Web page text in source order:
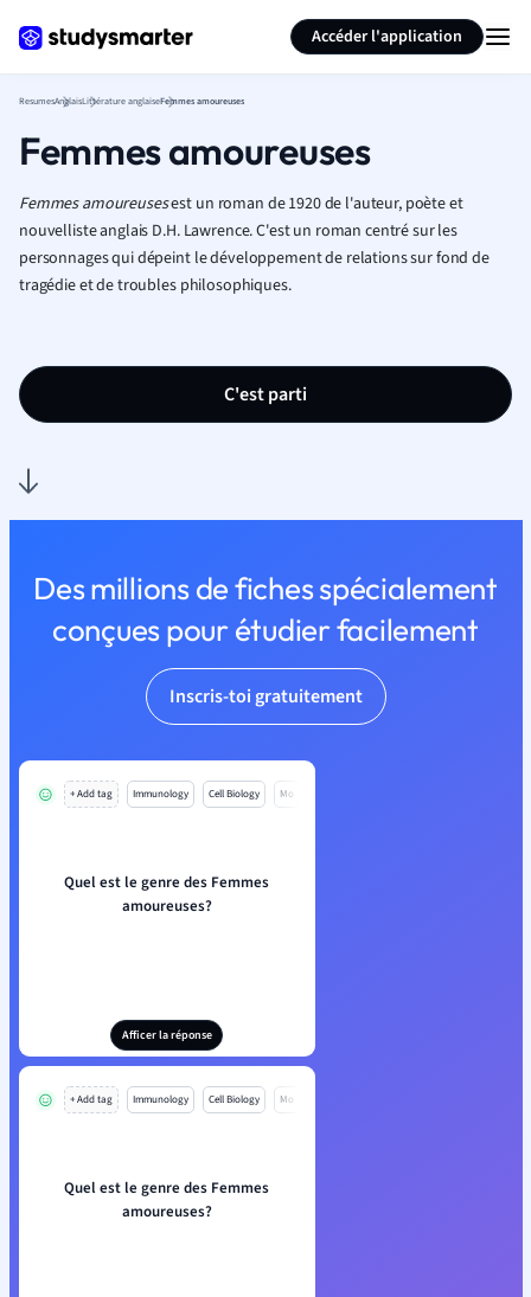
Accéder l'application
ResumesAnglaisLittérature anglaiseFemmes amoureuses
Femmes amoureuses
Femmes amoureusesest un roman de 1920 de l'auteur, poète et
nouvelliste anglais D.H. Lawrence. C'est un roman centré sur les
personnages qui dépeint le développement de relations sur fond de
tragédie et de troubles philosophiques.
C'est parti
Des millions de fiches spécialement
conçues pour étudier facilement
Inscris-toi gratuitement
+ Add tag Immunology Cell Biology Mo
Quel est le genre des Femmes
amoureuses?
Afficer la réponse
+ Add tag Immunology Cell Biology Mo
Quel est le genre des Femmes
amoureuses?
Résumer la page